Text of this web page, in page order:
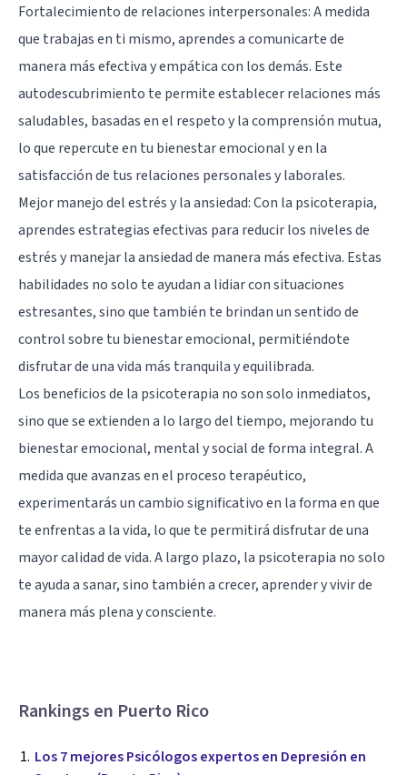
Fortalecimiento de relaciones interpersonales: A medida
que trabajas en ti mismo, aprendes a comunicarte de
manera más efectiva y empática con los demás. Este
autodescubrimiento te permite establecer relaciones más
saludables, basadas en el respeto y la comprensión mutua,
lo que repercute en tu bienestar emocional y en la
satisfacción de tus relaciones personales y laborales.
Mejor manejo del estrés y la ansiedad: Con la psicoterapia,
aprendes estrategias efectivas para reducir los niveles de
estrés y manejar la ansiedad de manera más efectiva. Estas
habilidades no solo te ayudan a lidiar con situaciones
estresantes, sino que también te brindan un sentido de
control sobre tu bienestar emocional, permitiéndote
disfrutar de una vida más tranquila y equilibrada.
Los beneficios de la psicoterapia no son solo inmediatos,
sino que se extienden a lo largo del tiempo, mejorando tu
bienestar emocional, mental y social de forma integral. A
medida que avanzas en el proceso terapéutico,
experimentarás un cambio significativo en la forma en que
te enfrentas a la vida, lo que te permitirá disfrutar de una
mayor calidad de vida. A largo plazo, la psicoterapia no solo
te ayuda a sanar, sino también a crecer, aprender y vivir de
manera más plena y consciente.
Rankings en Puerto Rico
Los 7 mejores Psicólogos expertos en Depresión en